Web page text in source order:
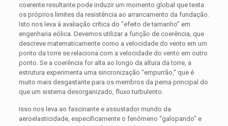
coerente resultante pode induzir um momento global que testa
os próprios limites da resistência ao arrancamento da fundação.
Isto nos leva à avaliação crítica do “efeito de tamanho” em
engenharia eólica. Devemos utilizar a função de coerência, que
descreve matematicamente como a velocidade do vento em um
ponto da torre se relaciona com a velocidade do vento em outro
ponto. Se a coerência for alta ao longo da altura da torre, a
estrutura experimenta uma sincronização “empurrão,” que é
muito mais desgastante para os membros da perna principal do
que um sistema desorganizado, fluxo turbulento.
Isso nos leva ao fascinante e assustador mundo da
aeroelasticidade, especificamente o fenômeno “galopando” e